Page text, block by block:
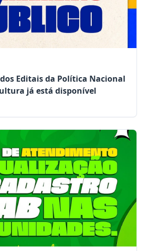
Editais da Política Nacional
já está disponível